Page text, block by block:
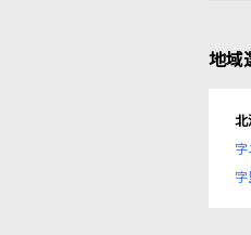
地域
北